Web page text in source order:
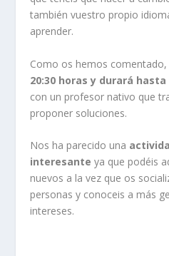
también vuestro propio
aprender.
Como os hemos
20:30 horas y durará hasta
con un profesor nativo que
proponer soluciones.
Nos ha parecido una
interesante ya que podéis
nuevos a la vez que os
personas y conoceis a más
intereses.